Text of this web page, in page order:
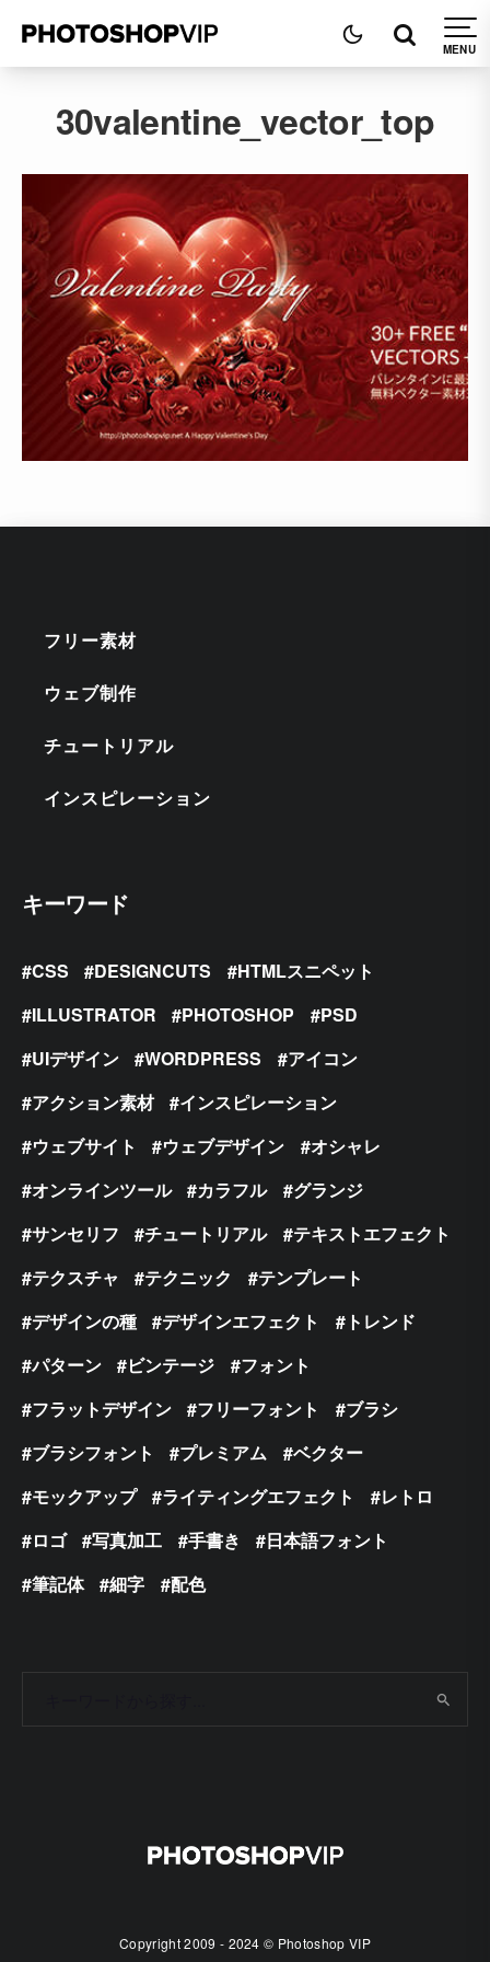
30valentine_vector_top
フリー素材
ウェブ制作
チュートリアル
インスピレーション
キーワード
CSS DESIGNCUTS
HTMLスニペット
ILLUSTRATOR
PHOTOSHOP
PSD
UIデザイン
WORDPRESS
アイコン
アクション素材
インスピレーション
ウェブサイト
ウェブデザイン
オシャレ
オンラインツール
カラフル
グランジ
サンセリフ
チュートリアル
テキストエフェクト
テクスチャ
テクニック
テンプレート
デザインの種
デザインエフェクト
トレンド
パターン
ビンテージ
フォント
フラットデザイン
フリーフォント
ブラシ
ブラシフォント
プレミアム
ベクター
モックアップ
ライティングエフェクト
レトロ
ロゴ
写真加工 手書き
日本語フォント
筆記体
細字 配色
Copyright 2009 - 2024 © Photoshop VIP